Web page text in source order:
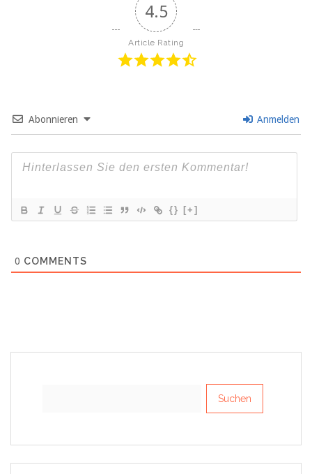
4.5
Article Rating
Abonnieren Anmelden
{} [+]
0 COMMENTS